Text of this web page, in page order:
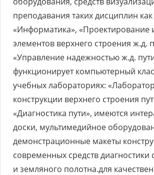
преподавания таких дисциплин как
«Информатика», «Проектирование
элементов верхнего строения ж.д.
«Управление надежностью ж.д.
функционирует компьютерный
учебных лабораториях:
конструкции верхнего строения
«Диагностика пути», имеются
доски, мультимедийное
демонстрационные макеты
современных средств диагностики
и земляного полотна.для